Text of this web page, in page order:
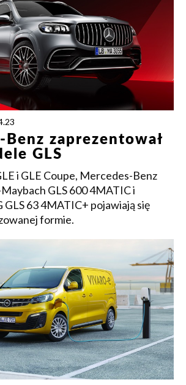
Benz zaprezentował
GLS
i GLE Coupe, Mercedes-Benz
GLS 600 4MATIC i
63 4MATIC+ pojawiają się
formie.